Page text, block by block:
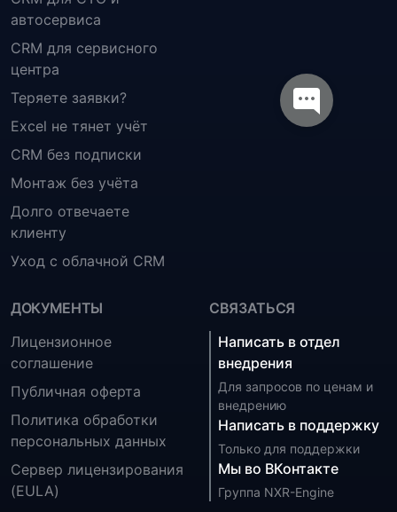
автосервиса
CRM для сервисного
центра
Теряете заявки?
Excel не тянет учёт
CRM без подписки
Монтаж без учёта
Долго отвечаете
клиенту
Уход с облачной CRM
ДОКУМЕНТЫ
Лицензионное
соглашение
Публичная оферта
Политика обработки
персональных данных
Сервер лицензирования
(EULA)
СВЯЗАТЬСЯ
Написать в отдел
внедрения
Для запросов по ценам и
внедрению
Написать в поддержку
Только для поддержки
Мы во ВКонтакте
Группа NXR-Engine